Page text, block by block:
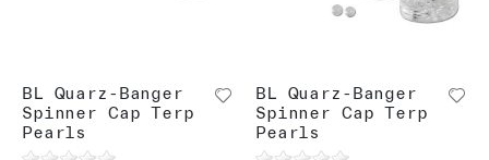
BL Quarz-Banger
Spinner Cap Terp
Pearls
BL Quarz-Banger
Spinner Cap Terp
Pearls